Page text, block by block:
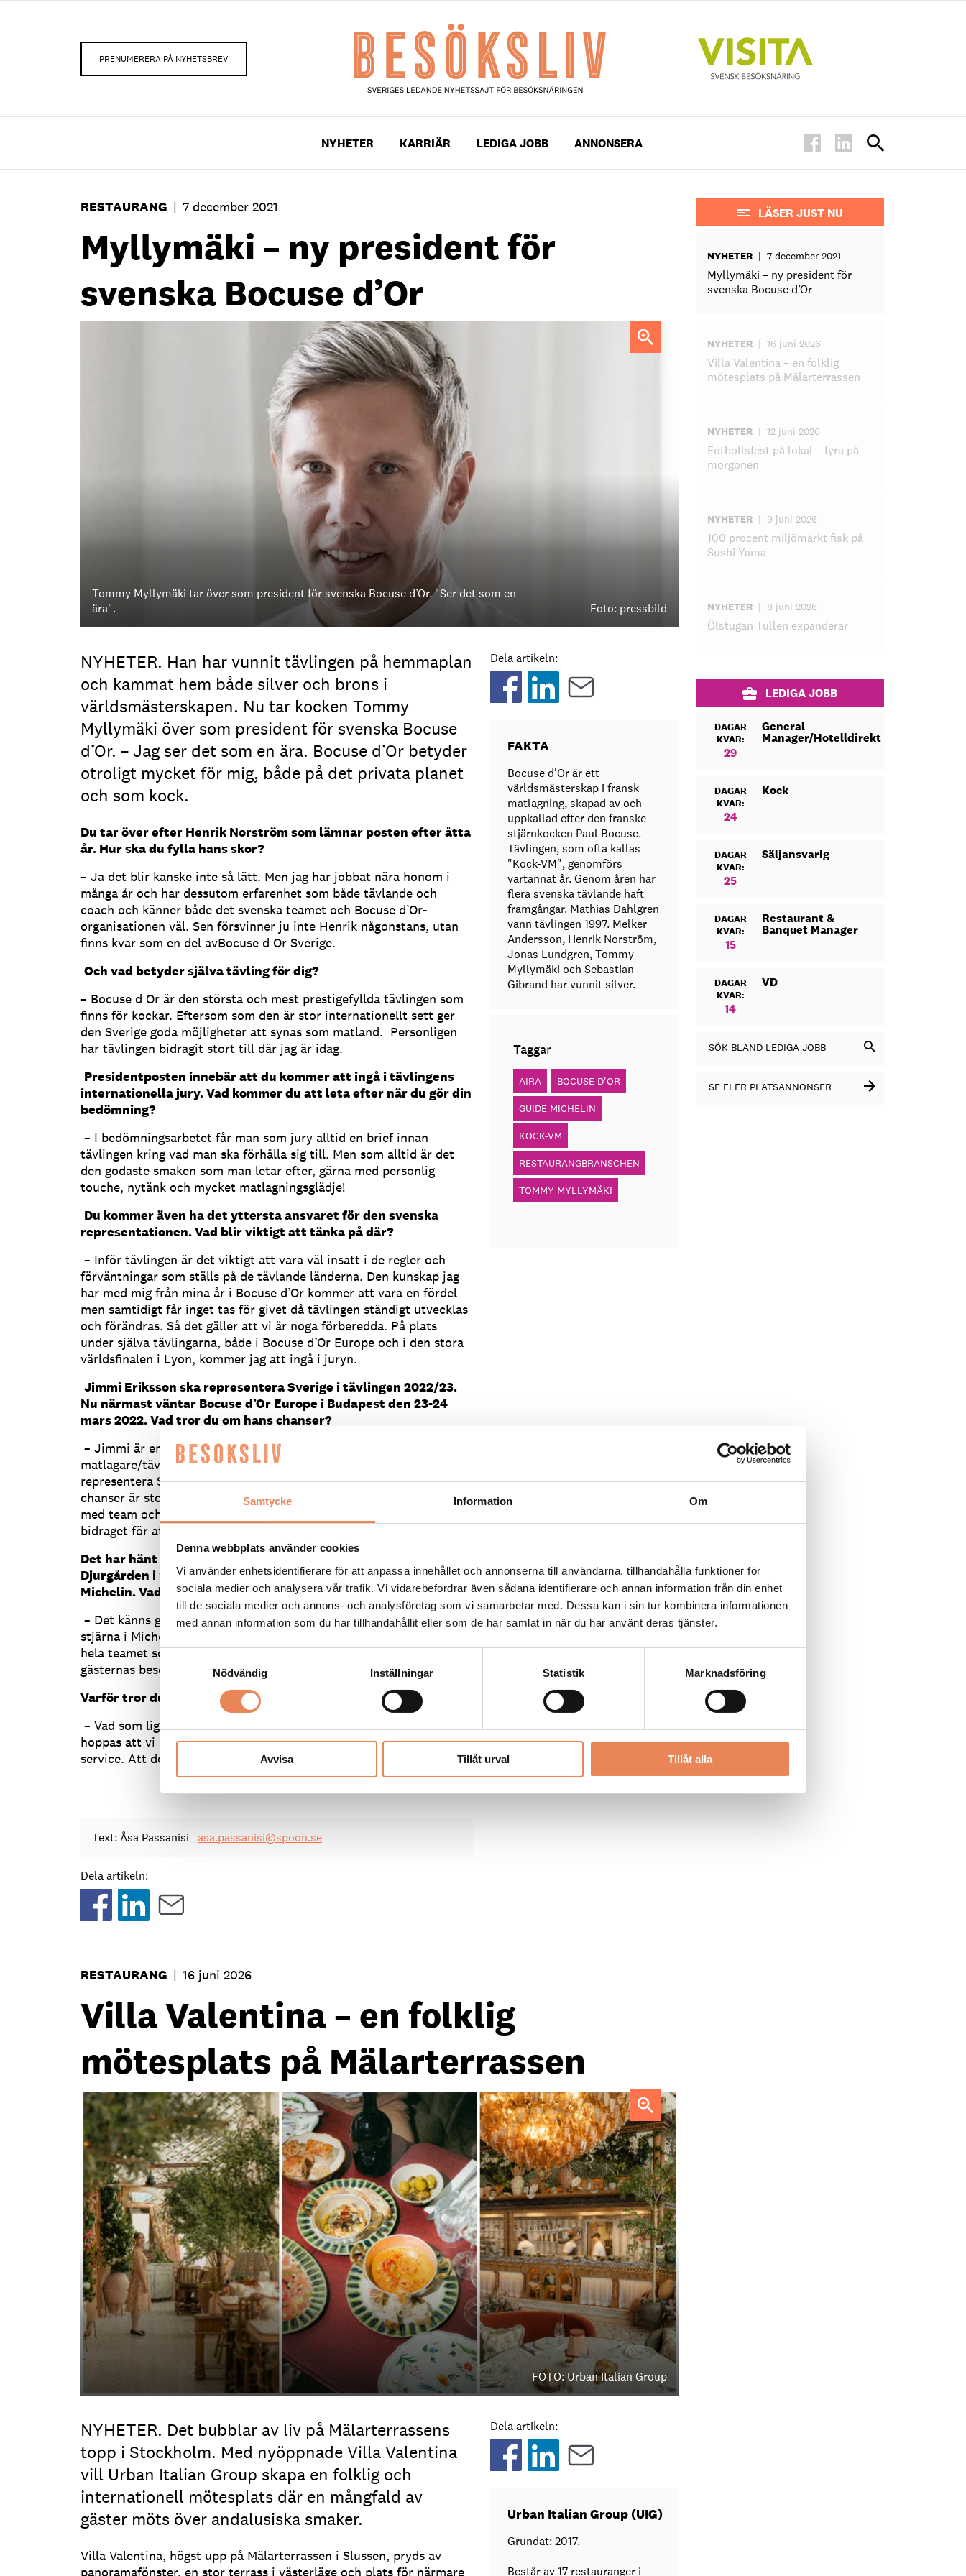
Samtycke Information Om
Denna webbplats använder cookies
Vi använder enhetsidentifierare för att anpassa innehållet och annonserna till användarna, tillhandahålla funktioner för
sociala medier och analysera vår trafik. Vi vidarebefordrar även sådana identifierare och annan information från din enhet
till de sociala medier och annons- och analysföretag som vi samarbetar med. Dessa kan i sin tur kombinera informationen
med annan information som du har tillhandahållit eller som de har samlat in när du har använt deras tjänster.
Samtyckesval
Nödvändig
Inställningar Statistik Marknadsföring
Avvisa Tillåt urval Tillåt alla
PRENUMERERA PÅ NYHETSBREV
NYHETER KARRIÄR LEDIGA JOBB ANNONSERA
RESTAURANG | 7 december 2021
Myllymäki – ny president för
svenska Bocuse d’Or
Tommy Myllymäki tar över som president för svenska Bocuse d’Or. "Ser det som en
ära".
Foto: pressbild
NYHETER. Han har vunnit tävlingen på hemmaplan
och kammat hem både silver och brons i
världsmästerskapen. Nu tar kocken Tommy
Myllymäki över som president för svenska Bocuse
d’Or. – Jag ser det som en ära. Bocuse d’Or betyder
otroligt mycket för mig, både på det privata planet
och som kock.
Du tar över efter Henrik Norström som lämnar posten efter åtta
år. Hur ska du fylla hans skor?
– Ja det blir kanske inte så lätt. Men jag har jobbat nära honom i
många år och har dessutom erfarenhet som både tävlande och
coach och känner både det svenska teamet och Bocuse d’Or-
organisationen väl. Sen försvinner ju inte Henrik någonstans, utan
finns kvar som en del avBocuse d Or Sverige.
Och vad betyder själva tävling för dig?
– Bocuse d Or är den största och mest prestigefyllda tävlingen som
finns för kockar. Eftersom som den är stor internationellt sett ger
den Sverige goda möjligheter att synas som matland. Personligen
har tävlingen bidragit stort till där jag är idag.
Presidentposten innebär att du kommer att ingå i tävlingens
internationella jury. Vad kommer du att leta efter när du gör din
bedömning?
– I bedömningsarbetet får man som jury alltid en brief innan
tävlingen kring vad man ska förhålla sig till. Men som alltid är det
den godaste smaken som man letar efter, gärna med personlig
touche, nytänk och mycket matlagningsglädje!
Du kommer även ha det yttersta ansvaret för den svenska
representationen. Vad blir viktigt att tänka på där?
– Inför tävlingen är det viktigt att vara väl insatt i de regler och
förväntningar som ställs på de tävlande länderna. Den kunskap jag
har med mig från mina år i Bocuse d’Or kommer att vara en fördel
men samtidigt får inget tas för givet då tävlingen ständigt utvecklas
och förändras. Så det gäller att vi är noga förberedda. På plats
under själva tävlingarna, både i Bocuse d’Or Europe och i den stora
världsfinalen i Lyon, kommer jag att ingå i juryn.
Jimmi Eriksson ska representera Sverige i tävlingen 2022/23.
Nu närmast väntar Bocuse d’Or Europe i Budapest den 23-24
mars 2022. Vad tror du om hans chanser?
– Jimmi är en väldigt erfaren och duktig
matlagare/tävlingsmatlagare och har sett framemot att få
representera Sverige i tävlingen. Jag tror hans och därmed Sveriges
chanser är stora.
Men det krävs alltid en stor insats av kandidaten
med team och massor av roliga timmar i köket med utveckling av
bidraget för att nå högst upp på pallen och det är ju dit vi siktar.
Det har hänt fler roliga saker i år också. Din krog
Djurgården i Stockholm har belönats med en stjärna i Guide
Michelin. Vad betyder det för dig?
– Det känns givetvis otroligt ärofyllt att ha blivit belönad med en
stjärna i Michelin. Det är kul för mig men jag gläds allra mest med
hela teamet som jobbar hårt och målmedvetet varje dag för att göra
gästernas besök till något extra.
Varför tror du att ni fick stjärnbelöningen?
– Vad som ligger bakom vet jag inte, men jag tror, tycker och
hoppas att vi lagar god mat samt har en trevlig och professionell
service. Att det ligger till grund för stjärnan.
Text: Åsa Passanisi asa.passanisi@spoon.se
Dela artikeln:
Dela artikeln:
FAKTA
Bocuse d'Or är ett
världsmästerskap i fransk
matlagning, skapad av och
uppkallad efter den franske
stjärnkocken Paul Bocuse.
Tävlingen, som ofta kallas
"Kock-VM", genomförs
vartannat år. Genom åren har
flera svenska tävlande haft
framgångar. Mathias Dahlgren
vann tävlingen 1997. Melker
Andersson, Henrik Norström,
Jonas Lundgren, Tommy
Myllymäki och Sebastian
Gibrand har vunnit silver.
Taggar
AIRA BOCUSE D'OR
GUIDE MICHELIN
KOCK-VM
RESTAURANGBRANSCHEN
TOMMY MYLLYMÄKI
RESTAURANG | 16 juni 2026
Villa Valentina – en folklig
mötesplats på Mälarterrassen
FOTO: Urban Italian Group
NYHETER. Det bubblar av liv på Mälarterrassens
topp i Stockholm. Med nyöppnade Villa Valentina
vill Urban Italian Group skapa en folklig och
internationell mötesplats där en mångfald av
gäster möts över andalusiska smaker.
Villa Valentina, högst upp på Mälarterrassen i Slussen, pryds av
panoramafönster, en stor terrass i västerläge och plats för närmare
Dela artikeln:
Urban Italian Group (UIG)
Grundat: 2017.
Består av 17 restauranger i
LÄSER JUST NU
NYHETER | 7 december 2021
Myllymäki – ny president för
svenska Bocuse d’Or
NYHETER | 16 juni 2026
Villa Valentina – en folklig
mötesplats på Mälarterrassen
NYHETER | 12 juni 2026
Fotbollsfest på lokal – fyra på
morgonen
NYHETER | 9 juni 2026
100 procent miljömärkt fisk på
Sushi Yama
NYHETER | 8 juni 2026
Ölstugan Tullen expanderar
LEDIGA JOBB
DAGAR
KVAR:
29
General
Manager/Hotelldirektör
DAGAR
KVAR:
24
Kock
DAGAR
KVAR:
25
Säljansvarig
DAGAR
KVAR:
15
Restaurant &
Banquet Manager
DAGAR
KVAR:
14
VD
SÖK BLAND LEDIGA JOBB
SE FLER PLATSANNONSER